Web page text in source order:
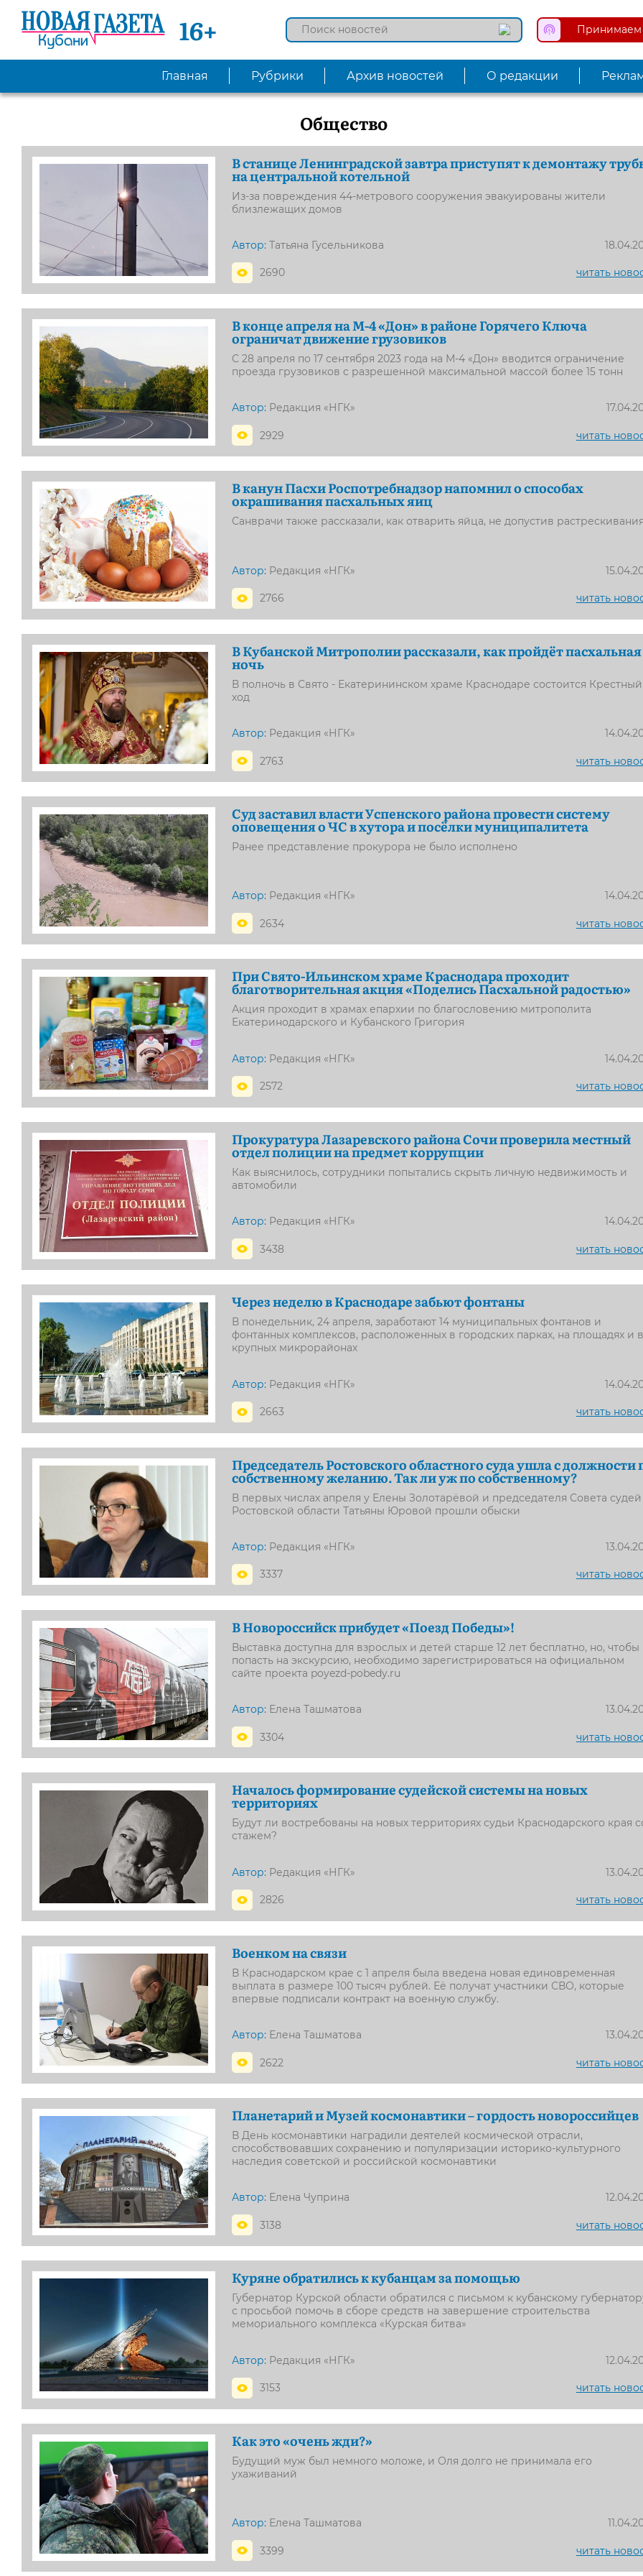
16+ Принимаем
Главная Рубрики Архив новостей О редакции
Общество
В станице Ленинградской завтра приступят к демонтажу
на центральной котельной
Из-за повреждения 44-метрового сооружения эвакуированы жители
близлежащих домов
Автор: Татьяна Гусельникова
2690 читать
В конце апреля на М-4 «Дон» в районе Горячего Ключа
ограничат движение грузовиков
С 28 апреля по 17 сентября 2023 года на М-4 «Дон» вводится ограничение
проезда грузовиков с разрешенной максимальной массой более 15 тонн
Автор: Редакция «НГК»
2929 читать
В канун Пасхи Роспотребнадзор напомнил о способах
окрашивания пасхальных яиц
Санврачи также рассказали, как отварить яйца, не допустив растрескивания
Автор: Редакция «НГК»
2766 читать
В Кубанской Митрополии рассказали, как пройдёт пасхальная
ночь
В полночь в Свято - Екатерининском храме Краснодаре состоится Крестный
ход
Автор: Редакция «НГК»
2763 читать
Суд заставил власти Успенского района провести систему
оповещения о ЧС в хутора и посёлки муниципалитета
Ранее представление прокурора не было исполнено
Автор: Редакция «НГК»
2634 читать
При Свято-Ильинском храме Краснодара проходит
благотворительная акция «Поделись Пасхальной радостью»
Акция проходит в храмах епархии по благословению митрополита
Екатеринодарского и Кубанского Григория
Автор: Редакция «НГК»
2572 читать
Прокуратура Лазаревского района Сочи проверила местный
отдел полиции на предмет коррупции
Как выяснилось, сотрудники попытались скрыть личную недвижимость и
автомобили
Автор: Редакция «НГК»
3438 читать
Через неделю в Краснодаре забьют фонтаны
В понедельник, 24 апреля, заработают 14 муниципальных фонтанов и
фонтанных комплексов, расположенных в городских парках, на площадях и в
крупных микрорайонах
Автор: Редакция «НГК»
2663 читать
Председатель Ростовского областного суда ушла с должности
собственному желанию. Так ли уж по собственному?
В первых числах апреля у Елены Золотарёвой и председателя Совета судей
Ростовской области Татьяны Юровой прошли обыски
Автор: Редакция «НГК»
3337 читать
В Новороссийск прибудет «Поезд Победы»!
Выставка доступна для взрослых и детей старше 12 лет бесплатно, но, чтобы
попасть на экскурсию, необходимо зарегистрироваться на официальном
сайте проекта poyezd-pobedy.ru
Автор: Елена Ташматова
3304 читать
Началось формирование судейской системы на новых
территориях
Будут ли востребованы на новых территориях судьи Краснодарского края
стажем?
Автор: Редакция «НГК»
2826 читать
Военком на связи
В Краснодарском крае с 1 апреля была введена новая единовременная
выплата в размере 100 тысяч рублей. Её получат участники СВО, которые
впервые подписали контракт на военную службу.
Автор: Елена Ташматова
2622 читать
Планетарий и Музей космонавтики – гордость новороссийцев
В День космонавтики наградили деятелей космической отрасли,
способствовавших сохранению и популяризации историко-культурного
наследия советской и российской космонавтики
Автор: Елена Чуприна
3138 читать
Куряне обратились к кубанцам за помощью
Губернатор Курской области обратился с письмом к кубанскому
с просьбой помочь в сборе средств на завершение строительства
мемориального комплекса «Курская битва»
Автор: Редакция «НГК»
3153 читать
Как это «очень жди?»
Будущий муж был немного моложе, и Оля долго не принимала его
ухаживаний
Автор: Елена Ташматова
3399 читать